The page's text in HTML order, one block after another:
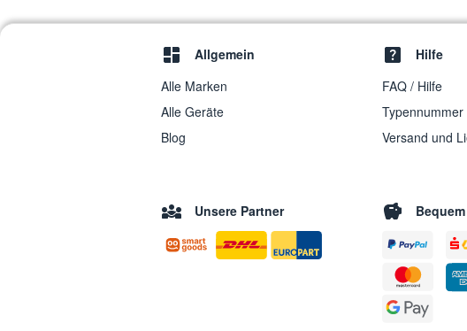
Allgemein
Alle Marken
Alle Geräte
Blog
Hilfe
FAQ / Hilfe
Typennummer
Versand und
Unsere Partner